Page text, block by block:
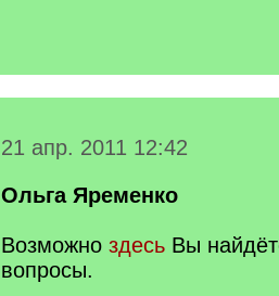
21 апр. 2011 12:42
Ольга Яременко
Возможно здесь Вы
вопросы.